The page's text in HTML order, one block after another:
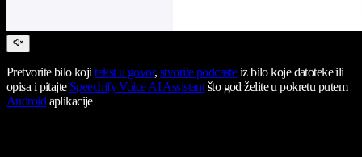
Pretvorite bilo kojitekst u govor, stvorite podcasteiz bilo koje datoteke ili
opisa i pitajte Speechify Voice AI Assistantšto god želite u pokretu putem
Androidaplikacije